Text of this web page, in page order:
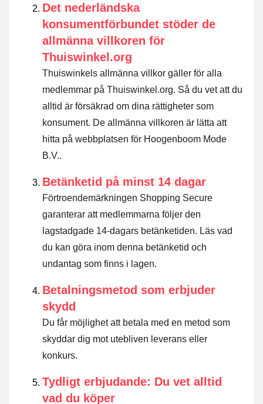
Det nederländska
konsumentförbundet stöder de
allmänna villkoren för
Thuiswinkel.org
Thuiswinkels allmänna villkor gäller för alla
medlemmar på Thuiswinkel.org. Så du vet att du
alltid är försäkrad om dina rättigheter som
konsument. De allmänna villkoren är lätta att
hitta på webbplatsen för Hoogenboom Mode
B.V..
Betänketid på minst 14 dagar
Förtroendemärkningen Shopping Secure
garanterar att medlemmarna följer den
lagstadgade 14-dagars betänketiden. Läs vad
du kan göra inom denna betänketid och
undantag som finns i lagen.
Betalningsmetod som erbjuder
skydd
Du får möjlighet att betala med en metod som
skyddar dig mot utebliven leverans eller
konkurs.
Tydligt erbjudande: Du vet alltid
vad du köper